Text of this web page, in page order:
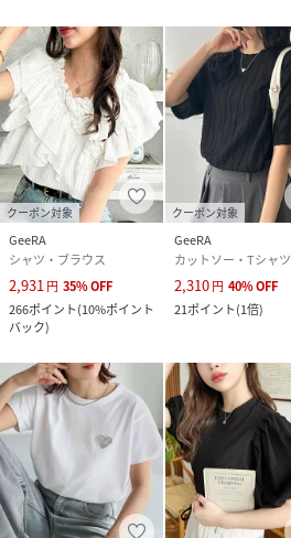
クーポン対象
GeeRA
シャツ・ブラウス
2,931 円 35%OFF
266ポイント(10%ポイント
バック)
クーポン対象
GeeRA
カットソー・Tシャツ
2,310円 40%OFF
21ポイント(1倍)